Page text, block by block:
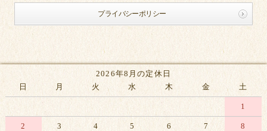
プライバシーポリシー
2026年8月の定休日
日
月 火 水 木 金 土
1
2 3 4 5 6 7 8